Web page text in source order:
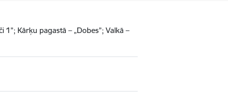
1”; Kārķu pagastā – „Dobes”; Valkā –